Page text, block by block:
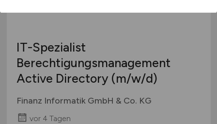
IT-Spezialist
Berechtigungsmanagement
Active Directory (m/w/d)
Finanz Informatik GmbH & Co. KG
vor 4 Tagen